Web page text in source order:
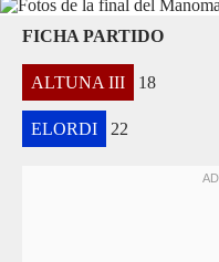
FICHA PARTIDO
ALTUNA III 18
ELORDI 22